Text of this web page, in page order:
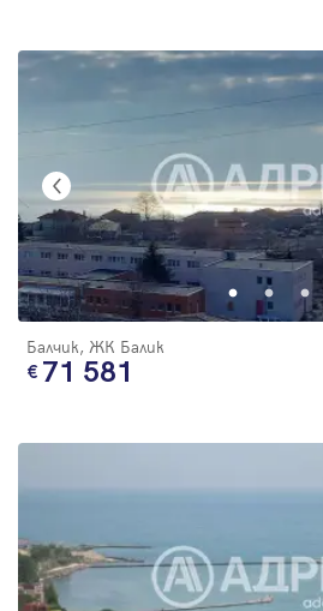
Балчик, ЖК Балик
71 581